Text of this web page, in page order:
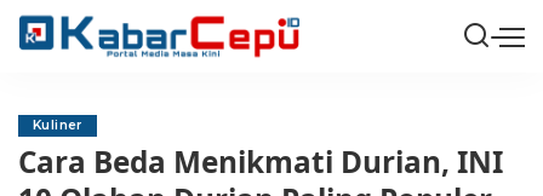
Kuliner
Cara Beda Menikmati Durian, INI